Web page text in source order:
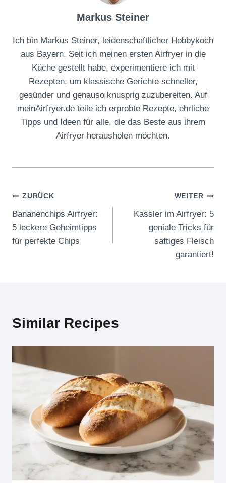
Markus Steiner
Ich bin Markus Steiner, leidenschaftlicher Hobbykoch
aus Bayern. Seit ich meinen ersten Airfryer in die
Küche gestellt habe, experimentiere ich mit
Rezepten, um klassische Gerichte schneller,
gesünder und genauso knusprig zuzubereiten. Auf
meinAirfryer.de teile ich erprobte Rezepte, ehrliche
Tipps und Ideen für alle, die das Beste aus ihrem
Airfryer herausholen möchten.
Beitragsnavigation
ZURÜCK
Bananenchips Airfryer:
5 leckere Geheimtipps
für perfekte Chips
WEITER
Kassler im Airfryer: 5
geniale Tricks für
saftiges Fleisch
garantiert!
Similar Recipes